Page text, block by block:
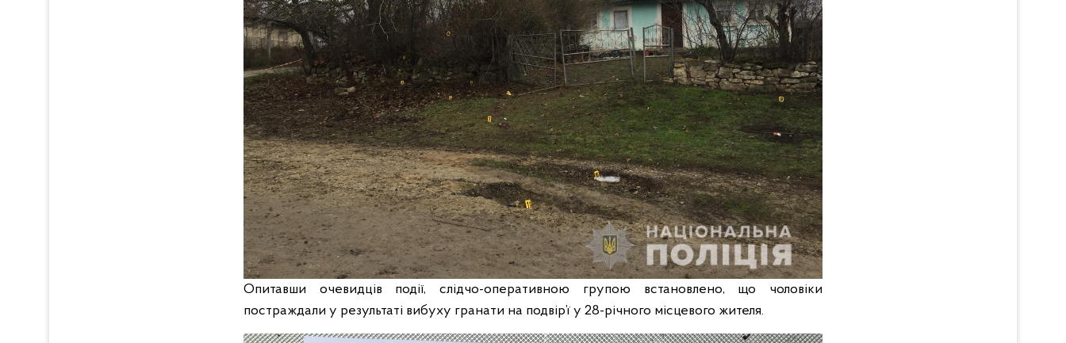
Опитавши очевидців події, слідчо-оперативною групою встановлено, що чоловіки
постраждали у результаті вибуху гранати на подвір’ї у 28-річного місцевого жителя.